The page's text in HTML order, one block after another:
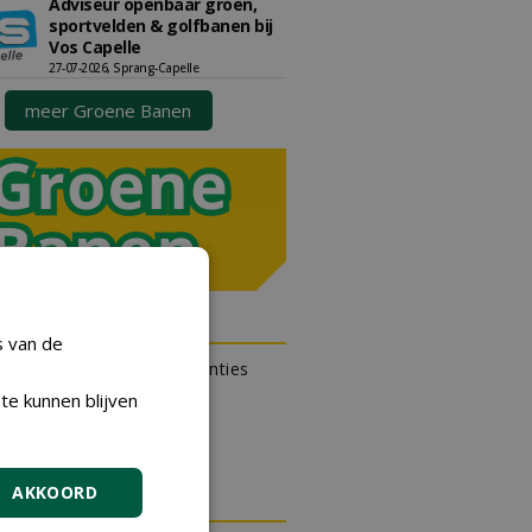
sportvelden & golfbanen bij
Vos Capelle
27-07-2026, Sprang-Capelle
meer Groene Banen
kan gratis kleine advertenties
zijn eigen account.
van de
kunnen blijven
AKKOORD